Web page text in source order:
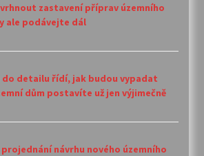
zastavení příprav územního
ale podávejte dál
do detailu řídí, jak budou vypadat
dům postavíte už jen výjimečně
návrhu nového územního